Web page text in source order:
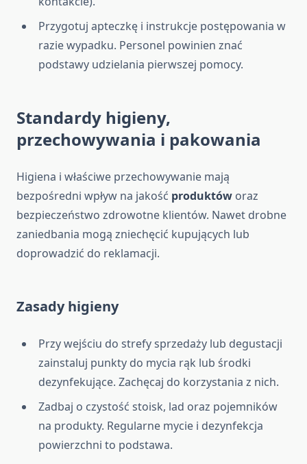
Przygotuj apteczkę i instrukcje postępowania w
razie wypadku. Personel powinien znać
podstawy udzielania pierwszej pomocy.
Standardy higieny,
przechowywania i pakowania
Higiena i właściwe przechowywanie mają
bezpośredni wpływ na jakość produktów oraz
bezpieczeństwo zdrowotne klientów. Nawet drobne
zaniedbania mogą zniechęcić kupujących lub
doprowadzić do reklamacji.
Zasady higieny
Przy wejściu do strefy sprzedaży lub degustacji
zainstaluj punkty do mycia rąk lub środki
dezynfekujące. Zachęcaj do korzystania z nich.
Zadbaj o czystość stoisk, lad oraz pojemników
na produkty. Regularne mycie i dezynfekcja
powierzchni to podstawa.